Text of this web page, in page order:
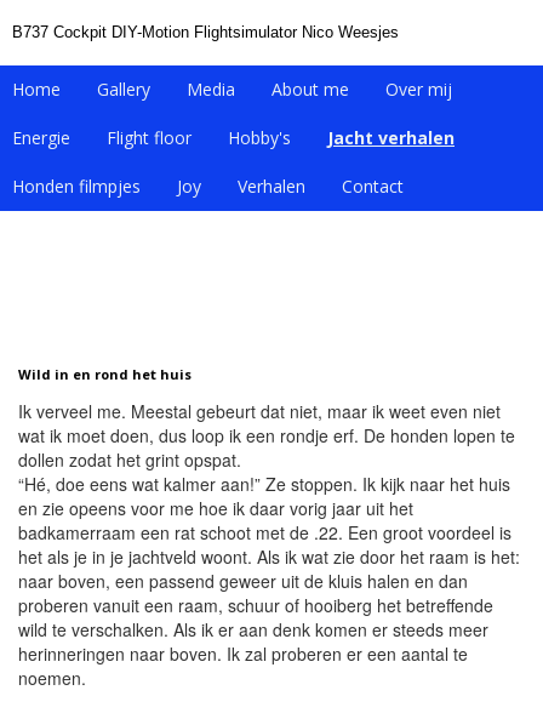
B737 Cockpit DIY-Motion Flightsimulator Nico Weesjes
Home Gallery Media About me Over mij
Energie Flight floor Hobby's Jacht verhalen
Honden filmpjes Joy Verhalen Contact
Wild in en rond het huis
Ik verveel me. Meestal gebeurt dat niet, maar ik weet even niet
wat ik moet doen, dus loop ik een rondje erf. De honden lopen te
dollen zodat het grint opspat.
“Hé, doe eens wat kalmer aan!” Ze stoppen. Ik kijk naar het huis
en zie opeens voor me hoe ik daar vorig jaar uit het
badkamerraam een rat schoot met de .22. Een groot voordeel is
het als je in je jachtveld woont. Als ik wat zie door het raam is het:
naar boven, een passend geweer uit de kluis halen en dan
proberen vanuit een raam, schuur of hooiberg het betreffende
wild te verschalken. Als ik er aan denk komen er steeds meer
herinneringen naar boven. Ik zal proberen er een aantal te
noemen.